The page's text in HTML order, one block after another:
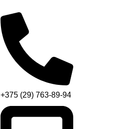
+375 (29) 763-89-94